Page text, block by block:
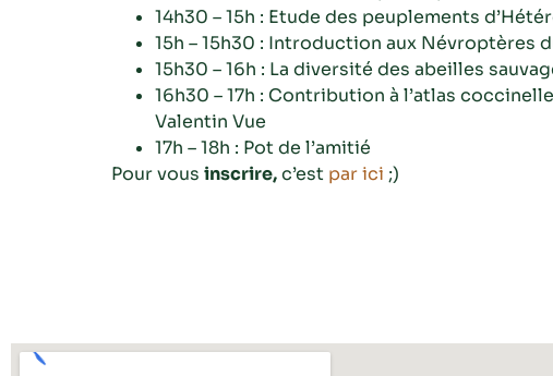
14h30 – 15h : Etude des peuplements
15h – 15h30 : Introduction aux Névroptères
15h30 – 16h : La diversité des abeilles
16h30 – 17h : Contribution à l’atlas
Valentin Vue
17h – 18h : Pot de l’amitié
Pour vous inscrire,c’est par ici ;)